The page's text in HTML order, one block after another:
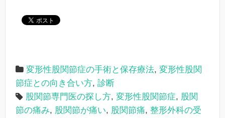
変形性股関節症の手術と保存療法, 変形性股関
節症との向き合い方, 診断
股関節専門医の探し方, 変形性股関節症, 股関
節の痛み, 股関節が痛い, 股関節痛, 整形外科の受